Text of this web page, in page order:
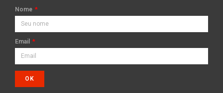
Nome
Email
OK